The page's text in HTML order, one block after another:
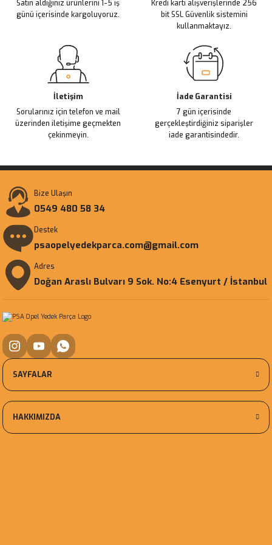
Bu ürüne benzer farklı alternatifler olmalı.
Satın aldığınız ürünlerini 1-5 iş
günü içerisinde kargoluyoruz.
Kredi kartı alışverişlerinde 256
bit SSL Güvenlik sistemini
kullanmaktayız.
İletişim
Sorularınız için telefon ve mail
üzerinden iletişime geçmekten
çekinmeyin.
İade Garantisi
7 gün içerisinde
gerçekleştirdiğiniz siparişler
iade garantisindedir.
Bize Ulaşın
0549 480 58 34
Destek
psaopelyedekparca.com@gmail.com
Adres
Doğan Araslı Bulvarı 9 Sok. No:4 Esenyurt / İstanbul
SAYFALAR
HAKKIMIZDA